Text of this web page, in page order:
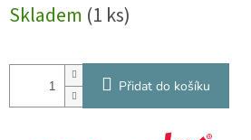
cena:
Skladem (1 ks)
Přidat do košíku